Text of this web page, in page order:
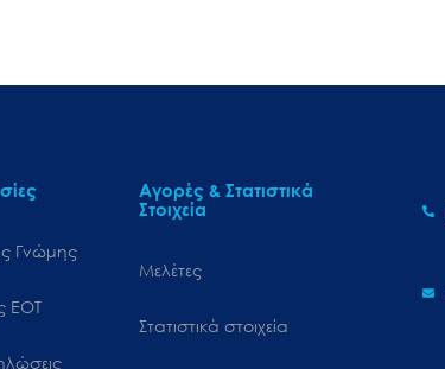
Γνώμης
ΕΟΤ
Αγορές & Στατιστικά
Στοιχεία
Μελέτες
Στατιστικά στοιχεία